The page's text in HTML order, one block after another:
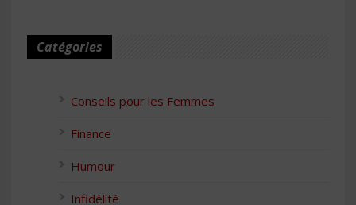
Catégories
Conseils pour les Femmes
Finance
Humour
Infidélité